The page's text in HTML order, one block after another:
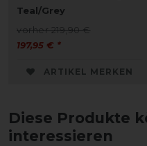
Teal/Grey
vorher 219,90 €
197,95 € *
ARTIKEL MERKEN
Diese Produkte
interessieren